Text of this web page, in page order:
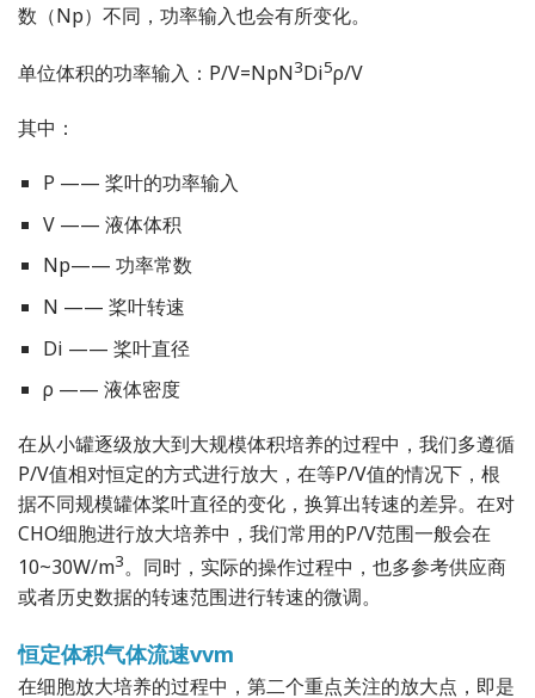
数（Np）不同，功率输入也会有所变化。
单位体积的功率输入：P/V=NpN3Di5ρ/V
其中：
P —— 桨叶的功率输入
V —— 液体体积
Np—— 功率常数
N —— 桨叶转速
Di —— 桨叶直径
ρ —— 液体密度
在从小罐逐级放大到大规模体积培养的过程中，我们多遵循
P/V值相对恒定的方式进行放大，在等P/V值的情况下，根
据不同规模罐体桨叶直径的变化，换算出转速的差异。在对
CHO细胞进行放大培养中，我们常用的P/V范围一般会在
10~30W/m3。同时，实际的操作过程中，也多参考供应商
或者历史数据的转速范围进行转速的微调。
恒定体积气体流速vvm
在细胞放大培养的过程中，第二个重点关注的放大点，即是